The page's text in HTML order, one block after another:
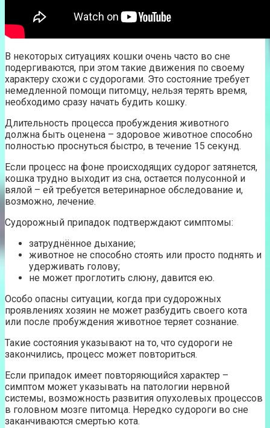
В некоторых ситуациях кошки очень часто во сне
подергиваются, при этом такие движения по своему
характеру схожи с судорогами. Это состояние требует
немедленной помощи питомцу, нельзя терять время,
необходимо сразу начать будить кошку.
Длительность процесса пробуждения животного
должна быть оценена – здоровое животное способно
полностью проснуться быстро, в течение 15 секунд.
Если процесс на фоне происходящих судорог затянется,
кошка трудно выходит из сна, остается полусонной и
вялой – ей требуется ветеринарное обследование и,
возможно, лечение.
Судорожный припадок подтверждают симптомы:
затруднённое дыхание;
животное не способно стоять или просто поднять и
удерживать голову;
не может проглотить слюну, давится ею.
Особо опасны ситуации, когда при судорожных
проявлениях хозяин не может разбудить своего кота
или после пробуждения животное теряет сознание.
Такие состояния указывают на то, что судороги не
закончились, процесс может повториться.
Если припадок имеет повторяющийся характер –
симптом может указывать на патологии нервной
системы, возможность развития опухолевых процессов
в головном мозге питомца. Нередко судороги во сне
заканчиваются смертью кота.